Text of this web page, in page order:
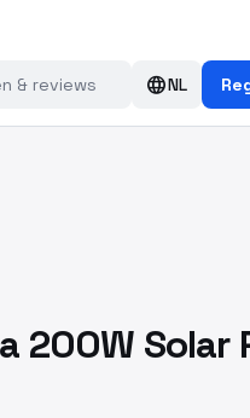
languageNL
200W Solar